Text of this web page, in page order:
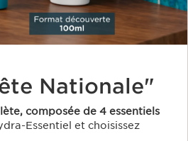
Nationale"
composée de 4 essentiels
Essentiel et choisissez